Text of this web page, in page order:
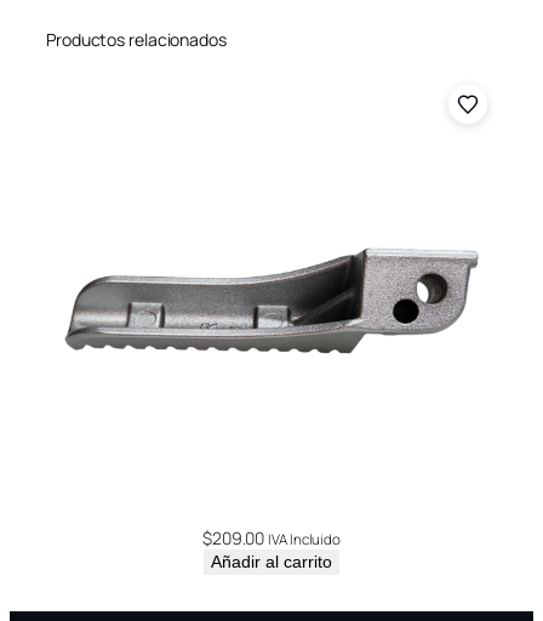
Productos relacionados
$209.00 IVA Incluido
Añadir al carrito